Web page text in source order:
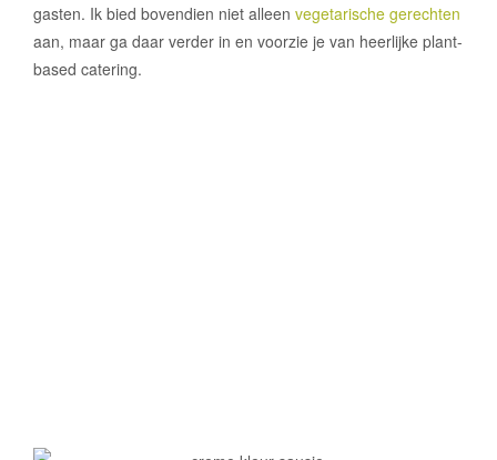
gasten. Ik bied bovendien niet alleen vegetarische gerechten
aan, maar ga daar verder in en voorzie je van heerlijke plant-
based catering.